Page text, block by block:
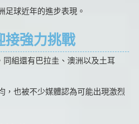
足球近年的進步表現。
接強力挑戰
同組還有巴拉圭、澳洲以及土耳
，也被不少媒體認為可能出現激烈